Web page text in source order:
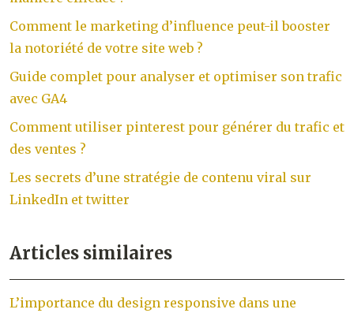
Comment le marketing d’influence peut-il booster
la notoriété de votre site web ?
Guide complet pour analyser et optimiser son trafic
avec GA4
Comment utiliser pinterest pour générer du trafic et
des ventes ?
Les secrets d’une stratégie de contenu viral sur
LinkedIn et twitter
Articles similaires
L’importance du design responsive dans une